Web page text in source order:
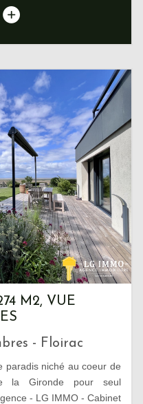
M2, VUE
- Floirac
paradis niché au coeur de
la Gironde pour seul
- LG IMMO - Cabinet